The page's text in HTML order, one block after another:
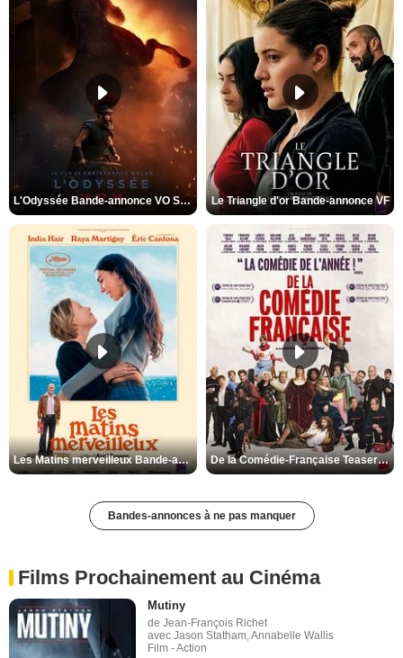
L'Odyssée Bande-annonce VO STFR Le Triangle d'or Bande-annonce VF
Les Matins merveilleux Bande-annonce VF De la Comédie-Française Teaser VF
Bandes-annonces à ne pas manquer
Films Prochainement au Cinéma
Mutiny
de Jean-François Richet
avec Jason Statham, Annabelle Wallis
Film - Action